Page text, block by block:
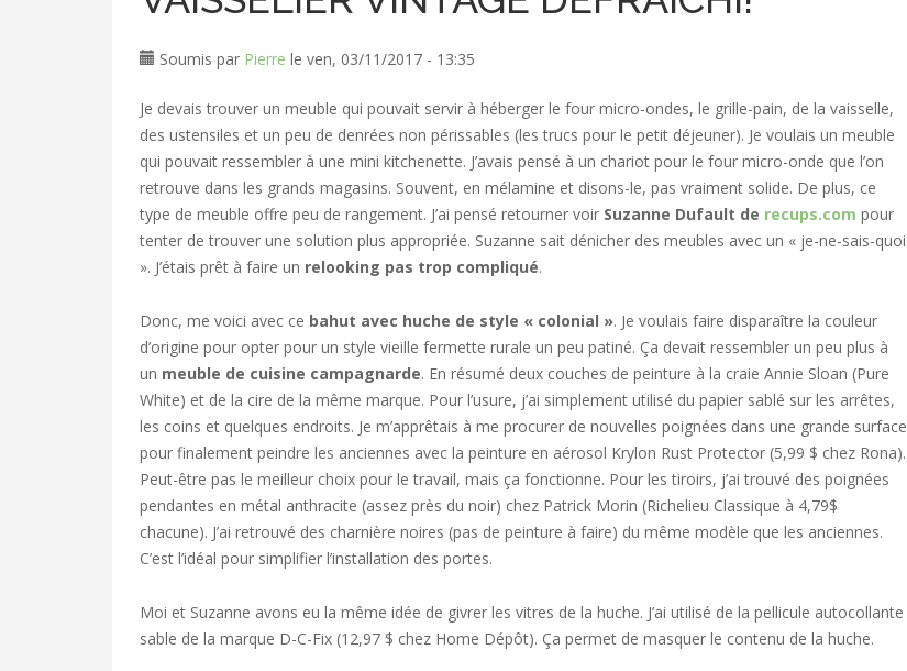
Soumis par Pierre le ven, 03/11/2017 - 13:35
Je devais trouver un meuble qui pouvait servir à héberger le four micro-ondes, le grille-pain, de la vaisselle,
des ustensiles et un peu de denrées non périssables (les trucs pour le petit déjeuner). Je voulais un meuble
qui pouvait ressembler à une mini kitchenette. J’avais pensé à un chariot pour le four micro-onde que l’on
retrouve dans les grands magasins. Souvent, en mélamine et disons-le, pas vraiment solide. De plus, ce
type de meuble offre peu de rangement. J’ai pensé retourner voir Suzanne Dufault de recups.com pour
tenter de trouver une solution plus appropriée. Suzanne sait dénicher des meubles avec un « je-ne-sais-quoi
». J’étais prêt à faire un relooking pas trop compliqué.
Donc, me voici avec ce bahut avec huche de style « colonial ». Je voulais faire disparaître la couleur
d’origine pour opter pour un style vieille fermette rurale un peu patiné. Ça devait ressembler un peu plus à
un meuble de cuisine campagnarde. En résumé deux couches de peinture à la craie Annie Sloan (Pure
White) et de la cire de la même marque. Pour l’usure, j’ai simplement utilisé du papier sablé sur les arrêtes,
les coins et quelques endroits. Je m’apprêtais à me procurer de nouvelles poignées dans une grande surface
pour finalement peindre les anciennes avec la peinture en aérosol Krylon Rust Protector (5,99 $ chez Rona).
Peut-être pas le meilleur choix pour le travail, mais ça fonctionne. Pour les tiroirs, j’ai trouvé des poignées
pendantes en métal anthracite (assez près du noir) chez Patrick Morin (Richelieu Classique à 4,79$
chacune). J’ai retrouvé des charnière noires (pas de peinture à faire) du même modèle que les anciennes.
C’est l’idéal pour simplifier l’installation des portes.
Moi et Suzanne avons eu la même idée de givrer les vitres de la huche. J’ai utilisé de la pellicule autocollante
sable de la marque D-C-Fix (12,97 $ chez Home Dépôt). Ça permet de masquer le contenu de la huche.